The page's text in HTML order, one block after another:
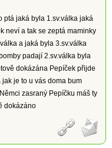
ptá jaká byla 1.sv.válka jaká
neví a tak se zeptá maminky
a jaká byla 3.sv.válka
padají 2.sv.válka byla
dokázána Pepíček přijde
je to u vás doma bum
zasraný Pepíčku máš ty
dokázáno